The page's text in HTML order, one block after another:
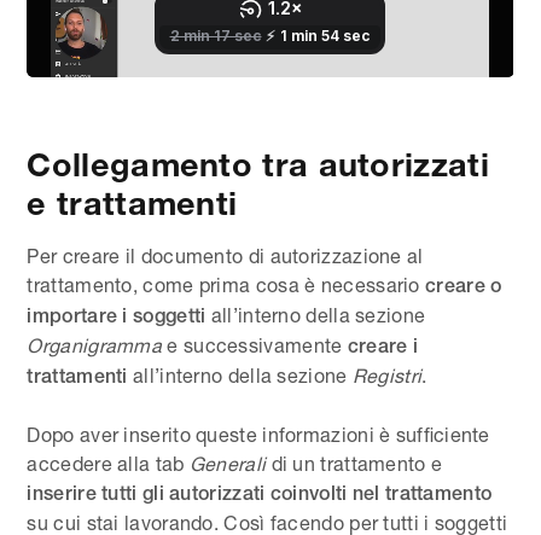
Collegamento tra autorizzati
e trattamenti
Per creare il documento di autorizzazione al
trattamento, come prima cosa è necessariocreare o
importare i soggetti all’interno della sezione
Organigrammae successivamente creare i
trattamenti all’interno della sezione Registri.
Dopo aver inserito queste informazioni è sufficiente
accedere alla tab Generalidi un trattamento e
inserire tutti gli autorizzati coinvolti nel trattamento
su cui stai lavorando. Così facendo per tutti i soggetti